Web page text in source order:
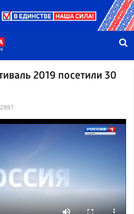
2019 посетили 30
2887